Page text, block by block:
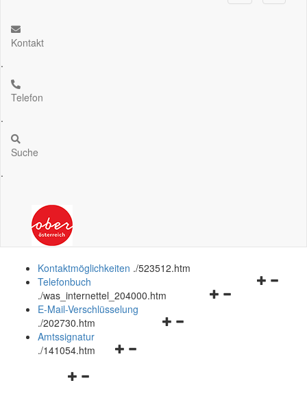
Kontakt
.
Telefon
.
Suche
.
Kontaktmöglichkeiten ./523512.htm
Navigationsmenü
Telefonbuch
./was_internettel_204000.htm
Navigationsmenü
E-Mail-Verschlüsselung
./202730.htm
Navigationsmenü
Amtssignatur
./141054.htm
Navigationsmenü